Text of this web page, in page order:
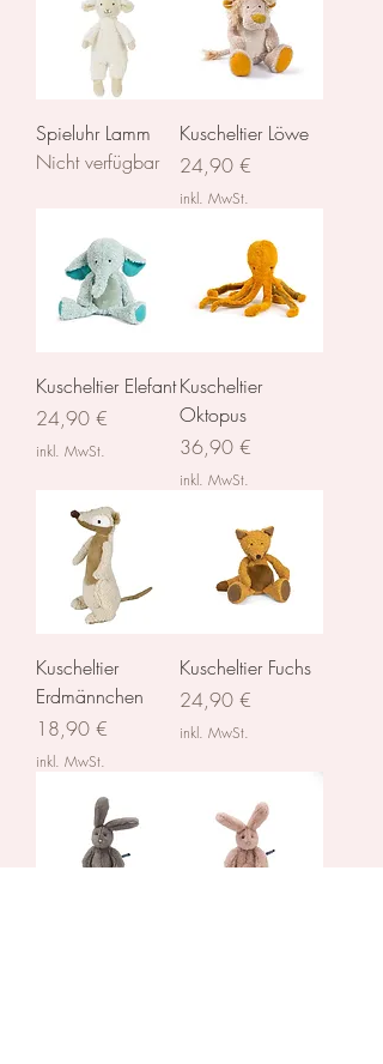
Spieluhr Lamm
Nicht verfügbar
Kuscheltier Löwe
Preis
24,90 €
inkl. MwSt.
Kuscheltier Elefant
Preis
24,90 €
inkl. MwSt.
Kuscheltier
Oktopus
Preis
36,90 €
inkl. MwSt.
Kuscheltier
Erdmännchen
Preis
18,90 €
inkl. MwSt.
Kuscheltier Fuchs
Preis
24,90 €
inkl. MwSt.